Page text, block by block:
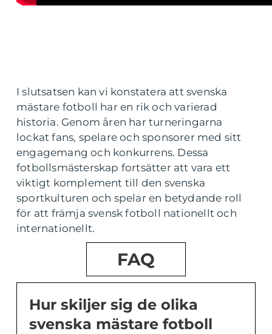
I slutsatsen kan vi konstatera att svenska
mästare fotboll har en rik och varierad
historia. Genom åren har turneringarna
lockat fans, spelare och sponsorer med sitt
engagemang och konkurrens. Dessa
fotbollsmästerskap fortsätter att vara ett
viktigt komplement till den svenska
sportkulturen och spelar en betydande roll
för att främja svensk fotboll nationellt och
internationellt.
FAQ
Hur skiljer sig de olika
svenska mästare fotboll